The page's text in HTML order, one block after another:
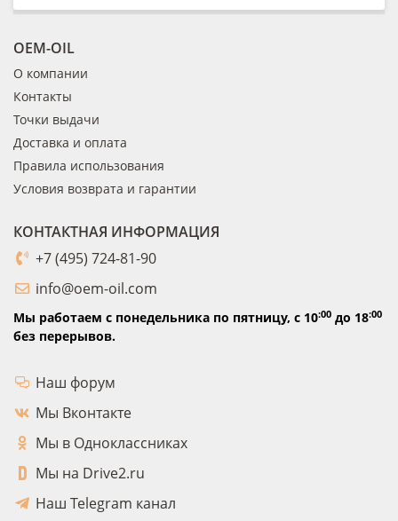
OEM-OIL
О компании
Контакты
Точки выдачи
Доставка и оплата
Правила использования
Условия возврата и гарантии
КОНТАКТНАЯ ИНФОРМАЦИЯ
+7 (495) 724-81-90
info@oem-oil.com
Мы работаем с понедельника по пятницу, с 10:00 до 18:00
без перерывов.
Наш форум
Мы Вконтакте
Мы в Одноклассниках
Мы на Drive2.ru
Наш Telegram канал